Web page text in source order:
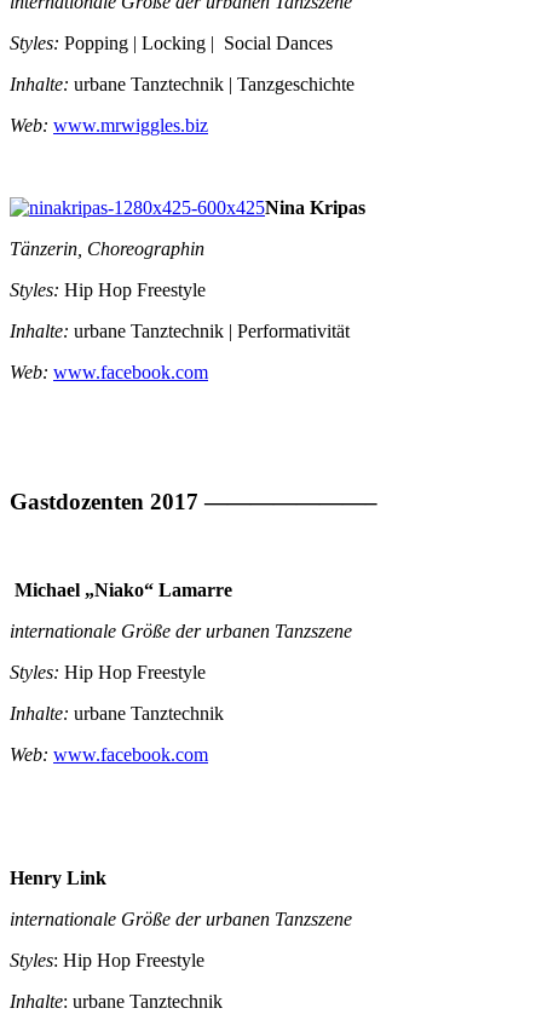
Styles: Popping | Locking | Social Dances
Inhalte: urbane Tanztechnik | Tanzgeschichte
Web: www.mrwiggles.biz
Nina Kripas
Tänzerin, Choreographin
Styles: Hip Hop Freestyle
Inhalte: urbane Tanztechnik | Performativität
Web: www.facebook.com
Gastdozenten 2017 ———————–
Michael „Niako“ Lamarre
internationale Größe der urbanen Tanzszene
Styles: Hip Hop Freestyle
Inhalte: urbane Tanztechnik
Web: www.facebook.com
Henry Link
internationale Größe der urbanen Tanzszene
Styles: Hip Hop Freestyle
Inhalte: urbane Tanztechnik